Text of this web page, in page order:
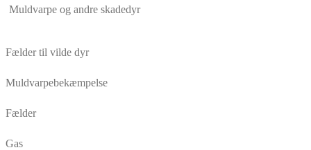
Muldvarpe og andre skadedyr
Fælder til vilde dyr
Muldvarpebekæmpelse
Fælder
Gas